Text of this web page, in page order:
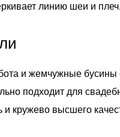
линию шеи и
и жемчужные
подходит для
и кружево высшего